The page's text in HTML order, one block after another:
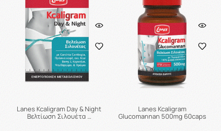
Lanes Kcaligram Day & Night
Βελτίωση Σιλουέτα …
Lanes Kcaligram
Glucomannan 500mg 60caps